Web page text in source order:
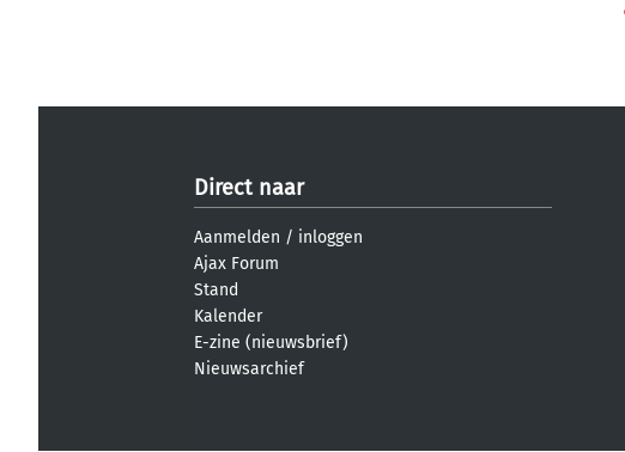
Direct naar
Aanmelden / inloggen
Ajax Forum
Stand
Kalender
E-zine (nieuwsbrief)
Nieuwsarchief